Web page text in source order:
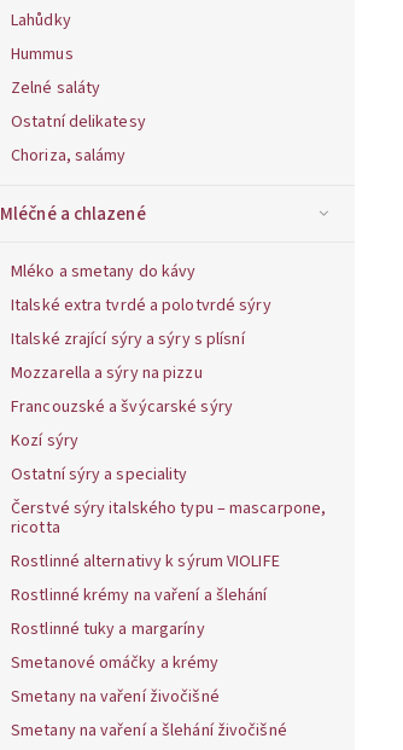
Lahůdky
Hummus
Zelné saláty
Ostatní delikatesy
Choriza, salámy
Mléčné a chlazené
Mléko a smetany do kávy
Italské extra tvrdé a polotvrdé sýry
Italské zrající sýry a sýry s plísní
Mozzarella a sýry na pizzu
Francouzské a švýcarské sýry
Kozí sýry
Ostatní sýry a speciality
Čerstvé sýry italského typu – mascarpone,
ricotta
Rostlinné alternativy k sýrum VIOLIFE
Rostlinné krémy na vaření a šlehání
Rostlinné tuky a margaríny
Smetanové omáčky a krémy
Smetany na vaření živočišné
Smetany na vaření a šlehání živočišné